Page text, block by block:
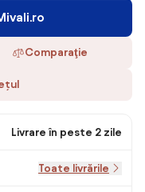
Comparaţie
Livrare în peste 2 zile
Toate livrările